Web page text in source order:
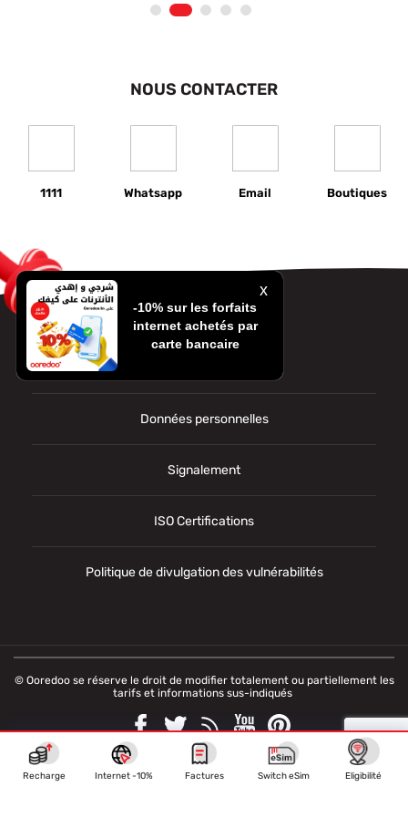
1 3 4 5
NOUS CONTACTER
1111 Whatsapp Email Boutiques
x
-10% sur les forfaits
internet achetés par
carte bancaire
Données personnelles
Signalement
ISO Certifications
Politique de divulgation des vulnérabilités
© Ooredoo se réserve le droit de modifier totalement ou partiellement les
tarifs et informations sus-indiqués
Recharge Internet -10% Factures Switch eSim Eligibilité